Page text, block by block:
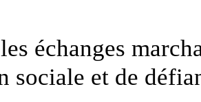
échanges
sociale et de